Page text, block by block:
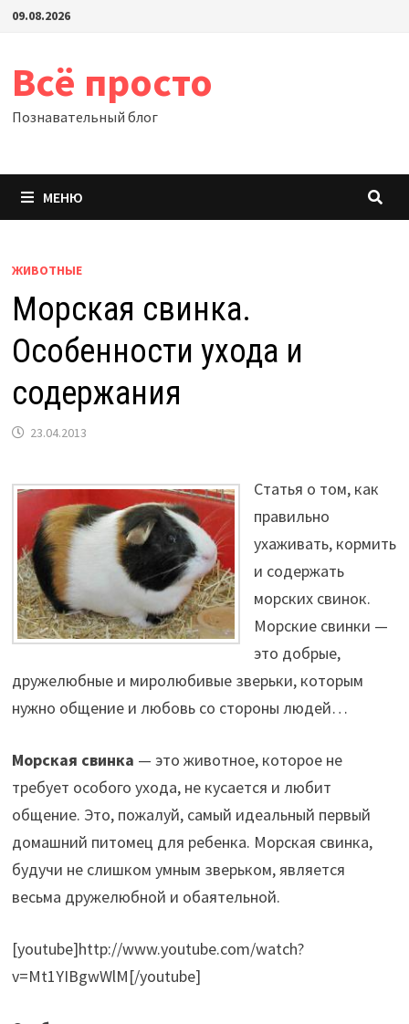
Перейти
09.08.2026
Всё просто
Познавательный блог
МЕНЮ
ЖИВОТНЫЕ
Морская свинка.
Особенности ухода и
содержания
23.04.2013
Статья о том, как
правильно
ухаживать, кормить
и содержать
морских свинок.
Морские свинки —
это добрые,
дружелюбные и миролюбивые зверьки, которым
нужно общение и любовь со стороны людей…
Морская свинка — это животное, которое не
требует особого ухода, не кусается и любит
общение. Это, пожалуй, самый идеальный первый
домашний питомец для ребенка. Морская свинка,
будучи не слишком умным зверьком, является
весьма дружелюбной и обаятельной.
[youtube]http://www.youtube.com/watch?
v=Mt1YIBgwWlM[/youtube]